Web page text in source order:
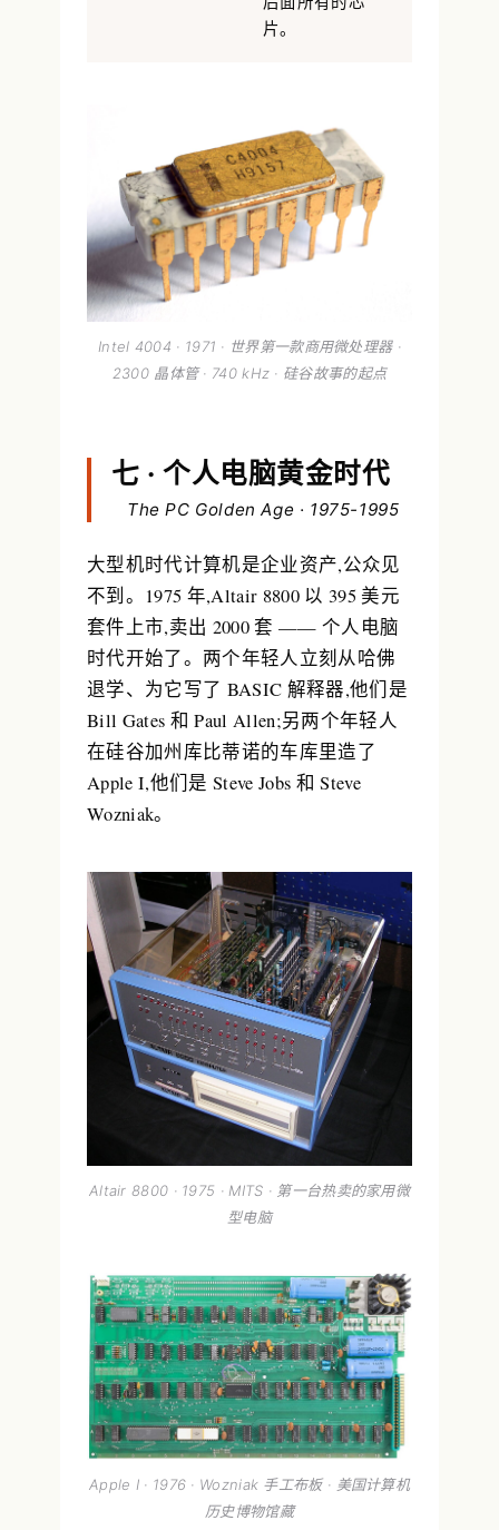
片。
Intel 4004 · 1971 · 世界第一款商用微处理器 ·
2300 晶体管 · 740 kHz · 硅谷故事的起点
七 · 个人电脑黄金时代
The PC Golden Age · 1975-1995
大型机时代计算机是企业资产,公众见
不到。1975 年,Altair 8800以 395 美元
套件上市,卖出 2000 套 —— 个人电脑
时代开始了。两个年轻人立刻从哈佛
退学、为它写了 BASIC 解释器,他们是
Bill Gates 和 Paul Allen;另两个年轻人
在硅谷加州库比蒂诺的车库里造了
Apple I,他们是 Steve Jobs 和 Steve
Wozniak。
Altair 8800 · 1975 · MITS · 第一台热卖的家用微
型电脑
Apple I · 1976 · Wozniak 手工布板 · 美国计算机
历史博物馆藏